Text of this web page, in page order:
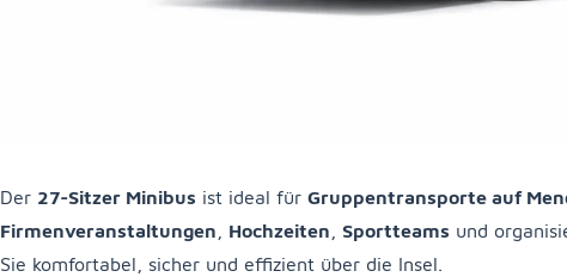
Der 27-Sitzer Minibus ist ideal für Gruppentransporte auf
Firmenveranstaltungen
Hochzeiten Sportteams und
Sie komfortabel, sicher und effizient über die Insel.